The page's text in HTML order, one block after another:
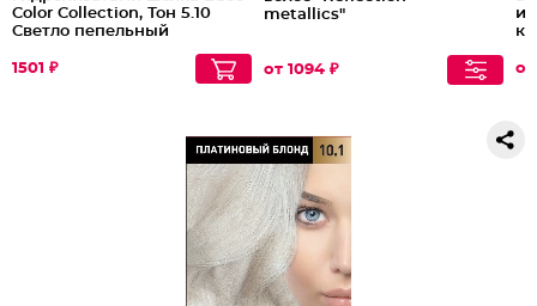
Color Collection, Тон 5.10
Светло пепельный
1501 ₽
metallics"
от 1094 ₽ от